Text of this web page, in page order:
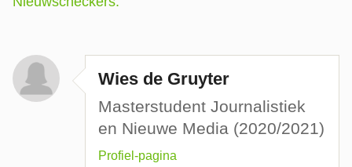
Wies de Gruyter
Masterstudent Journalistiek
en Nieuwe Media (2020/2021)
Profiel-pagina